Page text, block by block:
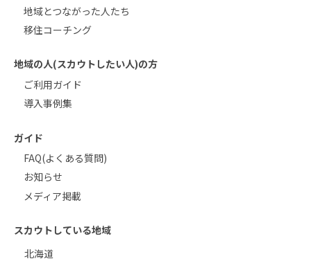
地域とつながった人たち
移住コーチング
地域の人(スカウトしたい人)の方
ご利用ガイド
導入事例集
ガイド
FAQ(よくある質問)
お知らせ
メディア掲載
スカウトしている地域
北海道